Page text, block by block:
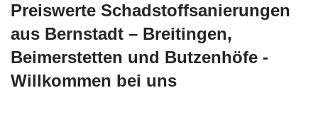
Preiswerte Schadstoffsanierungen
aus Bernstadt – Breitingen,
Beimerstetten und Butzenhöfe -
Willkommen bei uns